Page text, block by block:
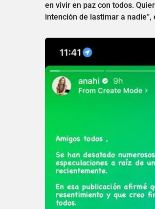
en vivir en paz con todos.
intención de lastimar a nadie”,